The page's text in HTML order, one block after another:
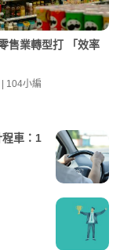
售業轉型打 「效率
104小編
車：1